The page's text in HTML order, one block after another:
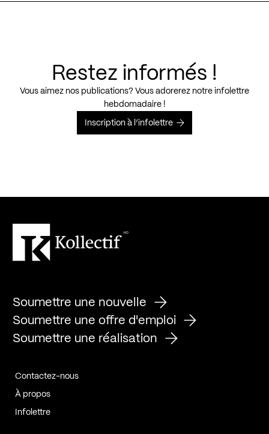
Restez informés !
Vous aimez nos publications? Vous adorerez notre infolettre
hebdomadaire !
Inscription à l’infolettre
Soumettre une nouvelle
Soumettre une offre d'emploi
Soumettre une réalisation
Contactez-nous
À propos
Infolettre